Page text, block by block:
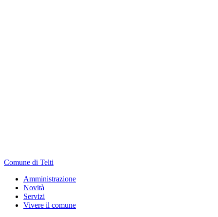
Comune di Telti
Amministrazione
Novità
Servizi
Vivere il comune